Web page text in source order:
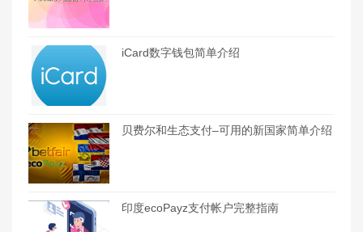
iCard数字钱包简单介绍
贝费尔和生态支付–可用的新国家简单介绍
印度ecoPayz支付帐户完整指南